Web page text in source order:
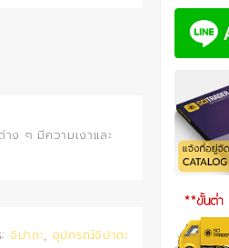
ง ๆ มีความเงาและ
จิปาถะ, อุปกรณ์จิปาถะ